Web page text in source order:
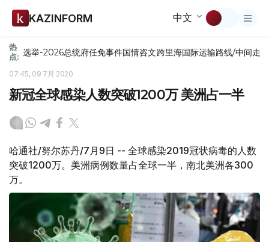
KAZINFORM 中文
热
点: 选举-2026总统府任免事件国情咨文跨里海国际运输路线/中间走廊
07:45, 09 7月 2020
新冠全球感染人数突破1200万 美洲占一半
哈通社/努尔苏丹/7月9日 -- 全球感染2019冠状病毒的人数
突破1200万。美洲病例数量占全球一半，南北美洲各300
万。